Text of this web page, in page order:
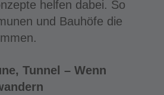
helfen dabei. So
und Bauhöfe die
Tunnel – Wenn